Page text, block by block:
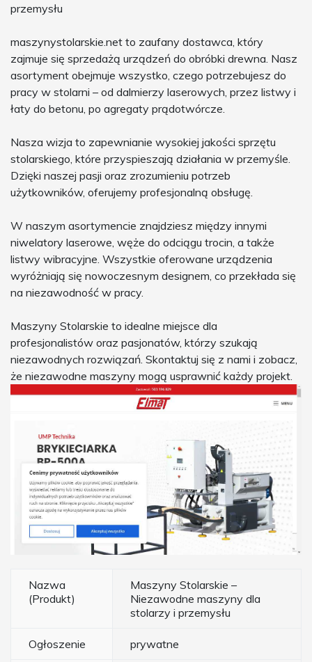
przemysłu
maszynystolarskie.net to zaufany dostawca, który
zajmuje się sprzedażą urządzeń do obróbki drewna. Nasz
asortyment obejmuje wszystko, czego potrzebujesz do
pracy w stolarni – od dalmierzy laserowych, przez listwy i
łaty do betonu, po agregaty prądotwórcze.
Nasza wizja to zapewnianie wysokiej jakości sprzętu
stolarskiego, które przyspieszają działania w przemyśle.
Dzięki naszej pasji oraz zrozumieniu potrzeb
użytkowników, oferujemy profesjonalną obsługę.
W naszym asortymencie znajdziesz między innymi
niwelatory laserowe, węże do odciągu trocin, a także
listwy wibracyjne. Wszystkie oferowane urządzenia
wyróżniają się nowoczesnym designem, co przekłada się
na niezawodność w pracy.
Maszyny Stolarskie to idealne miejsce dla
profesjonalistów oraz pasjonatów, którzy szukają
niezawodnych rozwiązań. Skontaktuj się z nami i zobacz,
że niezawodne maszyny mogą usprawnić każdy projekt.
Nazwa
(Produkt)
Maszyny Stolarskie –
Niezawodne maszyny dla
stolarzy i przemysłu
Ogłoszenie prywatne